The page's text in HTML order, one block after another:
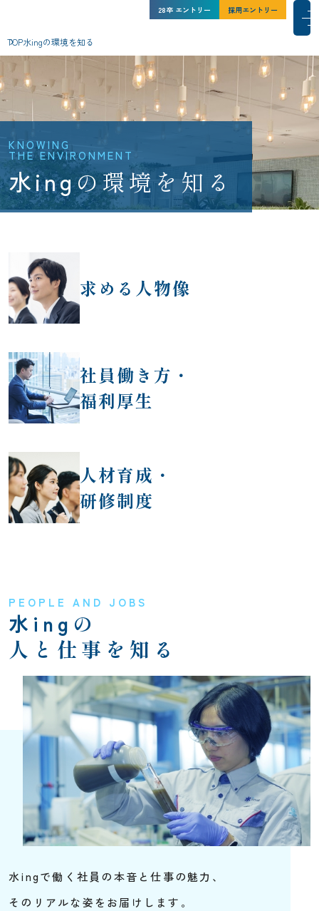
メインコンテンツにスキップ28卒 エントリー 採用エントリー
インターン シップ 採用エントリー
水ingを知る
人と仕事
水ingの環境
採用情報
NEWS一覧
コーポレートサイト
このサイトについて
個人情報保護方針
TOP水ingの環境を知る
水ing
求める人物像
社員働き方・
福利厚生
人材育成・
研修制度
PEOPLE AND JOBS
水ing の
人と仕事を知る
水ingで働く社員の本音と仕事の魅力、
そのリアルな姿をお届けします。